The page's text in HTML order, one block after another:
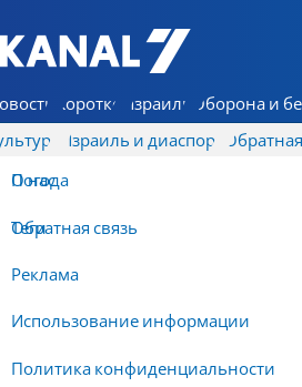
7 КАНАЛ - Аруц Шева
Коротко Израиль Оборона и
Израиль и диаспора Обратная
О нас
Обратная связь
Реклама
Использование информации
Политика конфиденциальности
Погода
Теги